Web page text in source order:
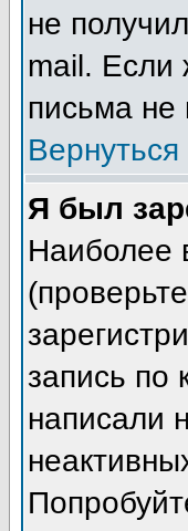
не
mail. Если
письма не
Вернуться
Я был
Наиболее
запись по
написали